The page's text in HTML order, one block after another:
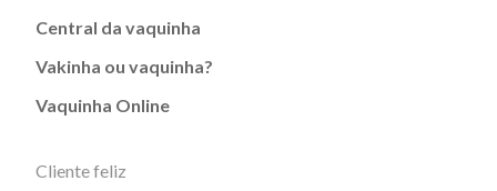
Central da vaquinha
Vakinha ou vaquinha?
Vaquinha Online
Cliente feliz